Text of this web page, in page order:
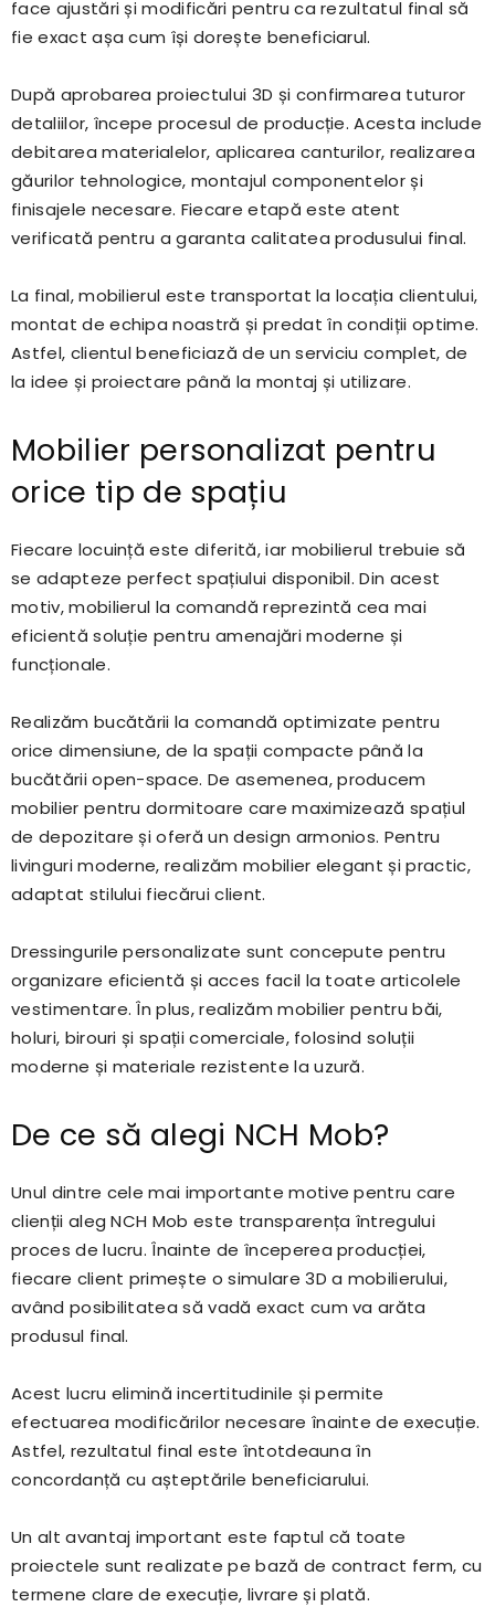
face ajustări și modificări pentru ca rezultatul final să
fie exact așa cum își dorește beneficiarul.
După aprobarea proiectului 3D și confirmarea tuturor
detaliilor, începe procesul de producție. Acesta include
debitarea materialelor, aplicarea canturilor, realizarea
găurilor tehnologice, montajul componentelor și
finisajele necesare. Fiecare etapă este atent
verificată pentru a garanta calitatea produsului final.
La final, mobilierul este transportat la locația clientului,
montat de echipa noastră și predat în condiții optime.
Astfel, clientul beneficiază de un serviciu complet, de
la idee și proiectare până la montaj și utilizare.
Mobilier personalizat pentru
orice tip de spațiu
Fiecare locuință este diferită, iar mobilierul trebuie să
se adapteze perfect spațiului disponibil. Din acest
motiv, mobilierul la comandă reprezintă cea mai
eficientă soluție pentru amenajări moderne și
funcționale.
Realizăm bucătării la comandă optimizate pentru
orice dimensiune, de la spații compacte până la
bucătării open-space. De asemenea, producem
mobilier pentru dormitoare care maximizează spațiul
de depozitare și oferă un design armonios. Pentru
livinguri moderne, realizăm mobilier elegant și practic,
adaptat stilului fiecărui client.
Dressingurile personalizate sunt concepute pentru
organizare eficientă și acces facil la toate articolele
vestimentare. În plus, realizăm mobilier pentru băi,
holuri, birouri și spații comerciale, folosind soluții
moderne și materiale rezistente la uzură.
De ce să alegi NCH Mob?
Unul dintre cele mai importante motive pentru care
clienții aleg NCH Mob este transparența întregului
proces de lucru. Înainte de începerea producției,
fiecare client primește o simulare 3D a mobilierului,
având posibilitatea să vadă exact cum va arăta
produsul final.
Acest lucru elimină incertitudinile și permite
efectuarea modificărilor necesare înainte de execuție.
Astfel, rezultatul final este întotdeauna în
concordanță cu așteptările beneficiarului.
Un alt avantaj important este faptul că toate
proiectele sunt realizate pe bază de contract ferm, cu
termene clare de execuție, livrare și plată.